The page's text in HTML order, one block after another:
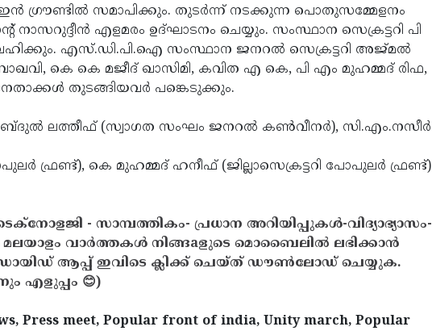
ഗ്രൗണ്ടില്‍ സമാപിക്കും. തുടര്‍ന്ന് നടക്കുന്ന പൊതുസമ്മേളനം
എളമരം ഉദ്ഘാടനം ചെയ്യും. സംസ്ഥാന സെക്രട്ടറി പി
എസ്.ഡി.പി.ഐ സംസ്ഥാന ജനറല്‍ സെക്രട്ടറി അജ്മല്‍
കെ കെ മജീദ് ഖാസിമി, കവിത എ കെ, പി എം മുഹമ്മദ് രിഫ,
തുടങ്ങിയവര്‍ പങ്കെടുക്കും.
ലത്തീഫ് (സ്വാഗത സംഘം ജനറല്‍ കണ്‍വീനര്‍), സി.എം.നസീര്‍
ഫ്രണ്ട്), കെ മുഹമ്മദ് ഹനീഫ് (ജില്ലാസെക്രട്ടറി പോപുലര്‍ ഫ്രണ്ട്)
- സാമ്പത്തികം- പ്രധാന അറിയിപ്പുകൾ-വിദ്യാഭ്യാസം-
വാർത്തകൾ നിങ്ങaളുടെ മൊബൈലിൽ ലഭിക്കാൻ
ആപ്പ് ഇവിടെ ക്ലിക്ക് ചെയ്ത് ഡൗൺലോഡ് ചെയ്യുക.
എളുപ്പം 😊)
Press meet, Popular front of india, Unity march, Popular